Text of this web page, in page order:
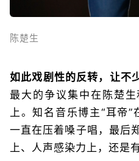
陈楚生
如此戏剧性的反转，让不
最大的争议集中在陈楚生
上。知名音乐博主“耳帝
一直在压着嗓子唱，最后
上、人声感染力上，还是